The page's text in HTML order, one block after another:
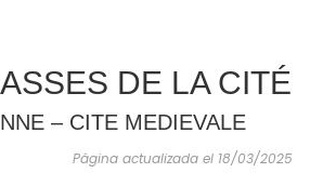
HACER
INSPIRACIONES
DE LA CITÉ
– CITE MEDIEVALE
Página actualizada el 18/03/2025